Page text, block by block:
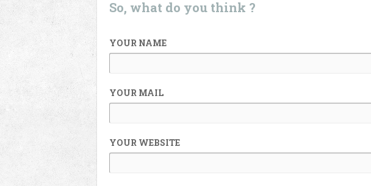
So, what do you think ?
YOUR NAME
YOUR MAIL
YOUR WEBSITE